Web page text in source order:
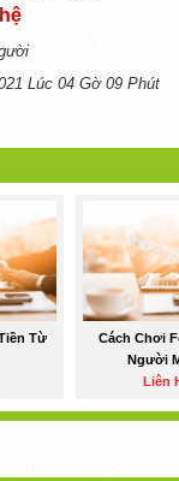
Lúc 04 Gờ 09 Phút
Từ
Cách Chơi
Người
Liên